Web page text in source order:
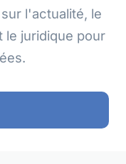
l'actualité, le
le juridique pour